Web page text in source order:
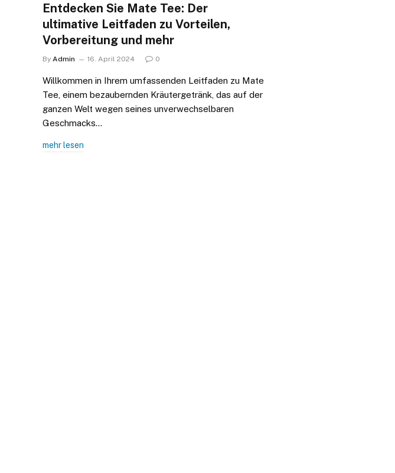
Entdecken Sie Mate Tee: Der
ultimative Leitfaden zu Vorteilen,
Vorbereitung und mehr
By Admin 16. April 2024 0
Willkommen in Ihrem umfassenden Leitfaden zu Mate
Tee, einem bezaubernden Kräutergetränk, das auf der
ganzen Welt wegen seines unverwechselbaren
Geschmacks…
mehr lesen